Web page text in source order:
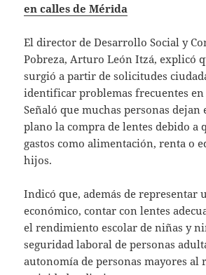
en calles de Mérida
El director de Desarrollo Social y
Pobreza, Arturo León Itzá, explicó
surgió a partir de solicitudes
identificar problemas frecuentes
Señaló que muchas personas dejan
plano la compra de lentes debido a
gastos como alimentación, renta o
hijos.
Indicó que, además de representar
económico, contar con lentes
el rendimiento escolar de niñas y
seguridad laboral de personas
autonomía de personas mayores al